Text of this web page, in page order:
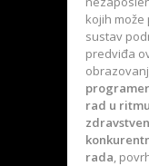
kojih može
sustav
predviđa
rad u
rada,